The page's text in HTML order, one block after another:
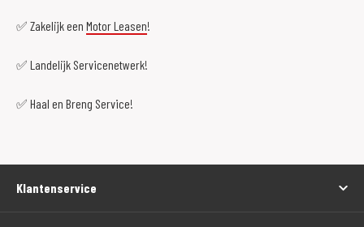
✅ Zakelijk een Motor Leasen!
✅ Landelijk Servicenetwerk!
✅ Haal en Breng Service!
Klantenservice